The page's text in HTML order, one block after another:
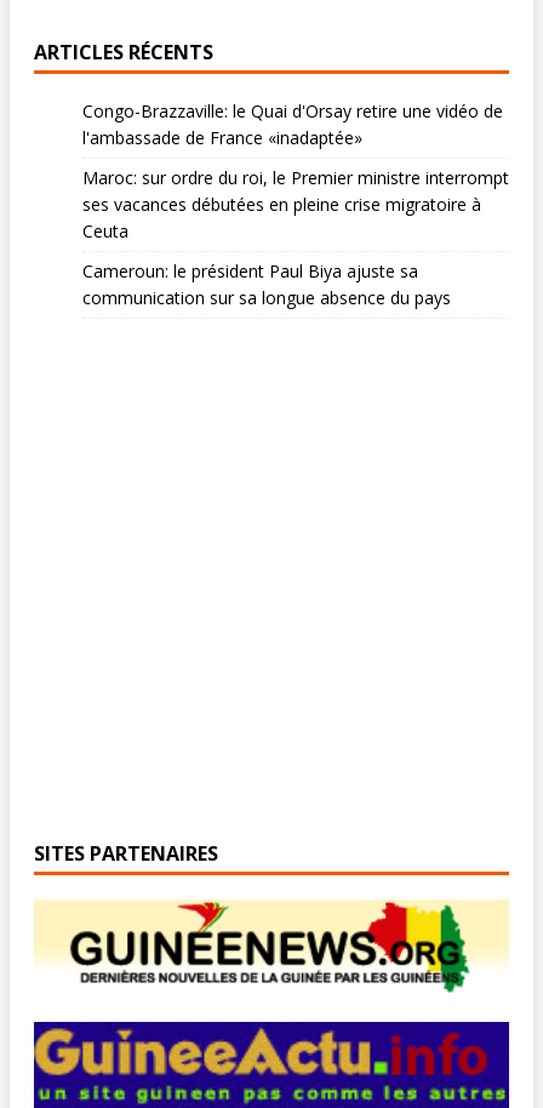
ARTICLES RÉCENTS
Congo-Brazzaville: le Quai d'Orsay retire une vidéo de
l'ambassade de France «inadaptée»
Maroc: sur ordre du roi, le Premier ministre interrompt
ses vacances débutées en pleine crise migratoire à
Ceuta
Cameroun: le président Paul Biya ajuste sa
communication sur sa longue absence du pays
SITES PARTENAIRES